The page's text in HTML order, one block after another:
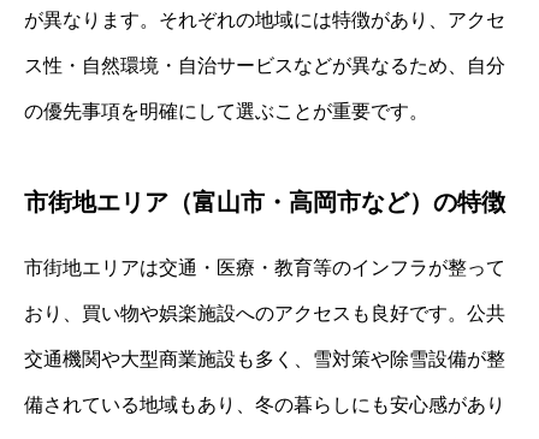
が異なります。それぞれの地域には特徴があり、アクセ
ス性・自然環境・自治サービスなどが異なるため、自分
の優先事項を明確にして選ぶことが重要です。
市街地エリア（富山市・高岡市など）の特徴
市街地エリアは交通・医療・教育等のインフラが整って
おり、買い物や娯楽施設へのアクセスも良好です。公共
交通機関や大型商業施設も多く、雪対策や除雪設備が整
備されている地域もあり、冬の暮らしにも安心感があり